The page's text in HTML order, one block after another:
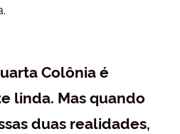
Colônia é
linda. Mas quando
duas realidades,